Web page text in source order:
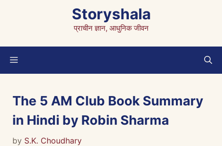
Storyshala
प्राचीन ज्ञान, आधुनिक जीवन
Menu
The 5 AM Club Book Summary
in Hindi by Robin Sharma
by S.K. Choudhary